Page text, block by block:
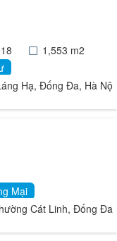
1,553 m2
Hạ, Đống Đa, Hà Nội
Mại
Cát Linh, Đống